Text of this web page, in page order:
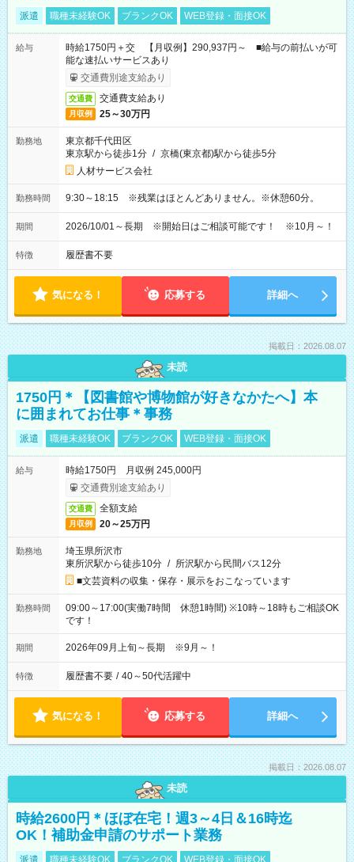
派遣 職種未経験OK ブランクOK WEB登録・面接OK
給与
時給1750円＋交 【月収例】290,937円～ ■給与の前払いが可
能な速払いサービスあり
交通費別途支給あり
交通費 交通費支給あり
月収例 25～30万円
勤務地
東京都千代田区
東京駅から徒歩1分 / 京橋(東京都)駅から徒歩5分
人材サービス会社
勤務時間 9:30～18:15 ※残業はほとんどありません。※休憩60分。
期間 2026/10/01～長期 ※開始日はご相談可能です！ ※10月～！
特徴 履歴書不要
気になる！ 応募する 詳細へ
掲載日：2026.08.07
未読
1750円＊【図書館や博物館が好きなかたへ】本
に囲まれてお仕事＊事務
派遣 職種未経験OK ブランクOK WEB登録・面接OK
給与
時給1750円 月収例 245,000円
交通費別途支給あり
交通費 全額支給
月収例 20～25万円
勤務地
埼玉県所沢市
東所沢駅から徒歩10分 / 所沢駅から民間バス12分
■文芸資料の収集・保存・展示をおこなっています
勤務時間
09:00～17:00(実働7時間 休憩1時間) ※10時～18時もご相談OK
です！
期間 2026年09月上旬～長期 ※9月～！
特徴 履歴書不要 / 40～50代活躍中
気になる！ 応募する 詳細へ
掲載日：2026.08.07
未読
時給2600円＊ほぼ在宅！週3～4日＆16時迄
OK！補助金申請のサポート業務
派遣 職種未経験OK ブランクOK WEB登録・面接OK